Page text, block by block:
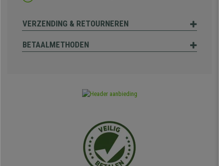
VERZENDING & RETOURNEREN
BETAALMETHODEN